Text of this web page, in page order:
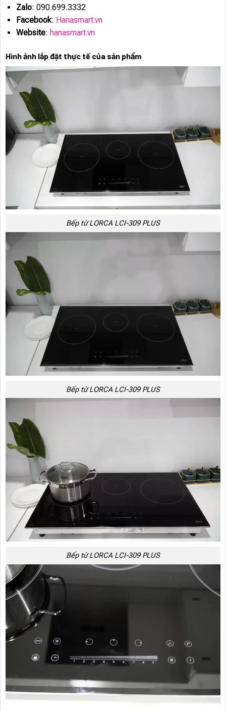
Zalo: 090.699.3332
Facebook: Hanasmart.vn
Website: hanasmart.vn
Hình ảnh lắp đặt thực tế của sản phẩm
Bếp từ LORCA LCI-309 PLUS
Bếp từ LORCA LCI-309 PLUS
Bếp từ LORCA LCI-309 PLUS